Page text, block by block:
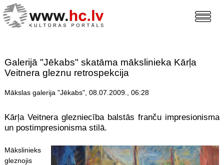
Galerijā "Jēkabs" skatāma mākslinieka Kārļa
Veitnera gleznu retrospekcija
Mākslas galerija "Jēkabs", 08.07.2009., 06:28
Kārļa Veitnera glezniecība balstās franču impresionisma
un postimpresionisma stilā.
Mākslinieks
gleznojis